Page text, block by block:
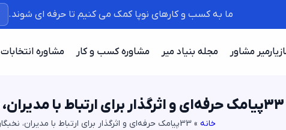
ما به کسب و کارهای نوپا کمک می کنیم تا حرفه ای شوند.
مشاور مجله بنیاد میر مشاوره کسب و کار مشاوره انتخابات
33پیامک حرفه‌ای و اثرگذار برای ارتباط با مدیران، نخبگان و عموم مردم
خانه » 33پیامک حرفه‌ای و اثرگذار برای ارتباط با مدیران، نخبگان و عموم مردم